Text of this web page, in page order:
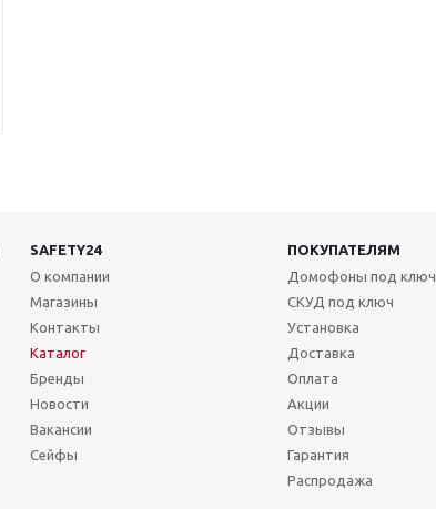
SAFETY24 ПОКУПАТЕЛЯМ
О компании
Магазины
Контакты
Каталог
Бренды
Новости
Вакансии
Сейфы
Домофоны под ключ
СКУД под ключ
Установка
Доставка
Оплата
Акции
Отзывы
Гарантия
Распродажа